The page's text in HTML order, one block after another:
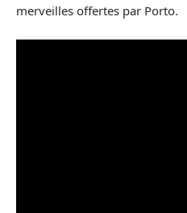
merveilles offertes par Porto.